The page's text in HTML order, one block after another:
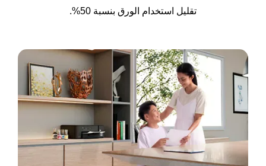
تقليل استخدام الورق بنسبة 50%.